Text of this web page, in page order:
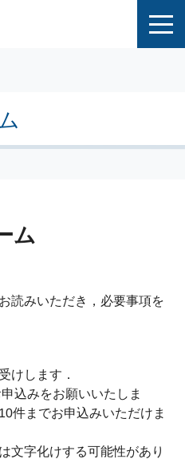
ム
読みいただき，必要事項を
けします．
込みをお願いいたしま
件までお申込みいただけま
文字化けする可能性があり